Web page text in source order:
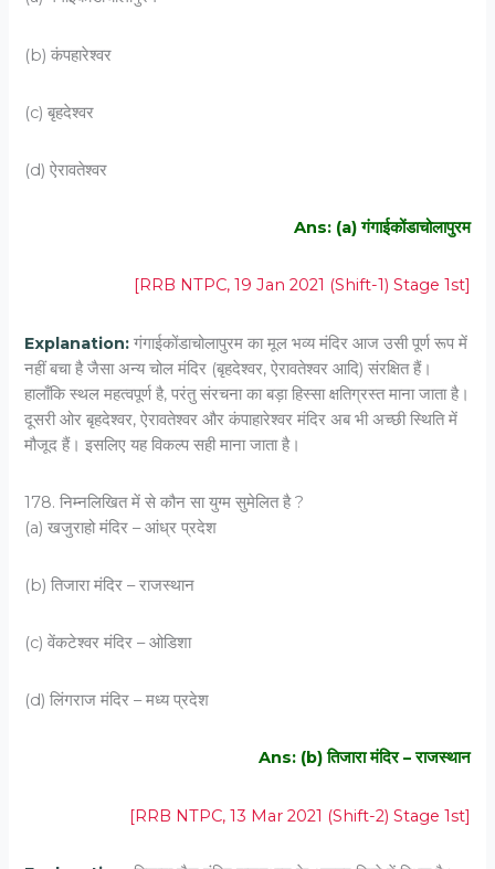
(b) कंपहारेश्वर
(c) बृहदेश्वर
(d) ऐरावतेश्वर
Ans: (a) गंगाईकोंडाचोलापुरम
[RRB NTPC, 19 Jan 2021 (Shift-1) Stage 1st]
Explanation: गंगाईकोंडाचोलापुरम का मूल भव्य मंदिर आज उसी पूर्ण रूप में
नहीं बचा है जैसा अन्य चोल मंदिर (बृहदेश्वर, ऐरावतेश्वर आदि) संरक्षित हैं।
हालाँकि स्थल महत्वपूर्ण है, परंतु संरचना का बड़ा हिस्सा क्षतिग्रस्त माना जाता है।
दूसरी ओर बृहदेश्वर, ऐरावतेश्वर और कंपाहारेश्वर मंदिर अब भी अच्छी स्थिति में
मौजूद हैं। इसलिए यह विकल्प सही माना जाता है।
178. निम्नलिखित में से कौन सा युग्म सुमेलित है ?
(a) खजुराहो मंदिर – आंध्र प्रदेश
(b) तिजारा मंदिर – राजस्थान
(c) वेंकटेश्वर मंदिर – ओडिशा
(d) लिंगराज मंदिर – मध्य प्रदेश
Ans: (b) तिजारा मंदिर – राजस्थान
[RRB NTPC, 13 Mar 2021 (Shift-2) Stage 1st]